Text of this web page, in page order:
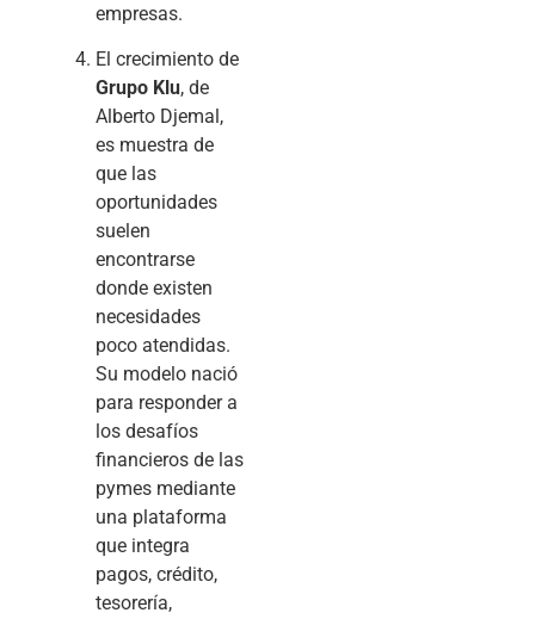
empresas.
El crecimiento de
Grupo Klu, de
Alberto Djemal,
es muestra de
que las
oportunidades
suelen
encontrarse
donde existen
necesidades
poco atendidas.
Su modelo nació
para responder a
los desafíos
financieros de las
pymes mediante
una plataforma
que integra
pagos, crédito,
tesorería,